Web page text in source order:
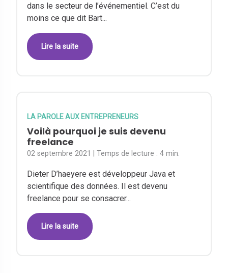
dans le secteur de l’événementiel. C’est du
moins ce que dit Bart...
Lire la suite
LA PAROLE AUX ENTREPRENEURS
Voilà pourquoi je suis devenu
freelance
02 septembre 2021 | Temps de lecture :4 min.
Dieter D’haeyere est développeur Java et
scientifique des données. Il est devenu
freelance pour se consacrer...
Lire la suite